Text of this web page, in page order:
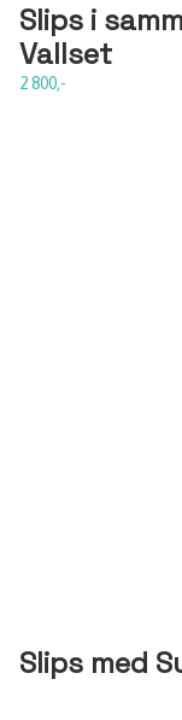
Slips i
Vallset
2 800,-
Slips med